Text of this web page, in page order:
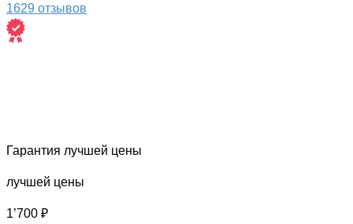
1629 отзывов
Гарантия лучшей цены
лучшей цены
1’700 ₽